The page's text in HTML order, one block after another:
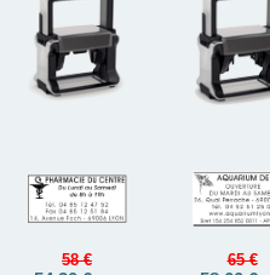
58 € 65 €